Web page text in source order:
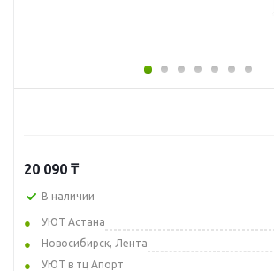
20 090 ₸
В наличии
УЮТ Астана
Новосибирск, Лента
УЮТ в тц Апорт